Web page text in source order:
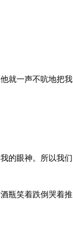
就一声不吭地把我
的眼神。所以我们
瓶笑着跌倒哭着推